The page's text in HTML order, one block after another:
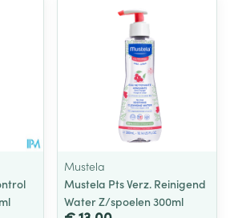
Mustela
Mustela Pts Verz. Reinigend
Water Z/spoelen 300ml